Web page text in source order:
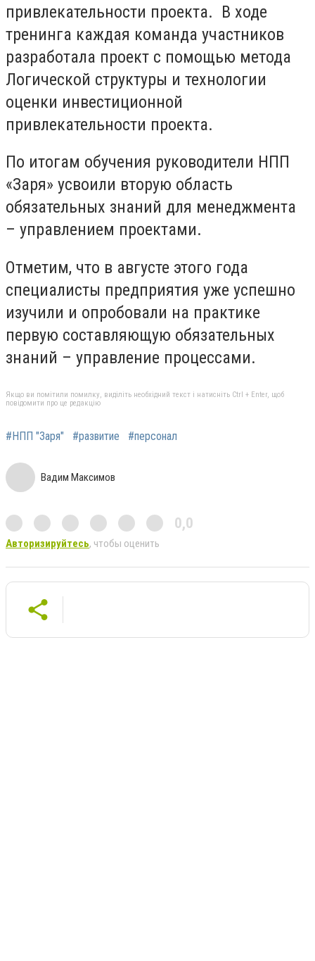
привлекательности проекта. В ходе
тренинга каждая команда участников
разработала проект с помощью метода
Логической структуры и технологии
оценки инвестиционной
привлекательности проекта.
По итогам обучения руководители НПП
«Заря» усвоили вторую область
обязательных знаний для менеджмента
– управлением проектами.
Отметим, что в августе этого года
специалисты предприятия уже успешно
изучили и опробовали на практике
первую составляющую обязательных
знаний – управление процессами.
Якщо ви помітили помилку, виділіть необхідний текст і натисніть Ctrl + Enter, щоб
повідомити про це редакцію
#НПП "Заря" #развитие #персонал
Вадим Максимов
0,0
Авторизируйтесь, чтобы оценить